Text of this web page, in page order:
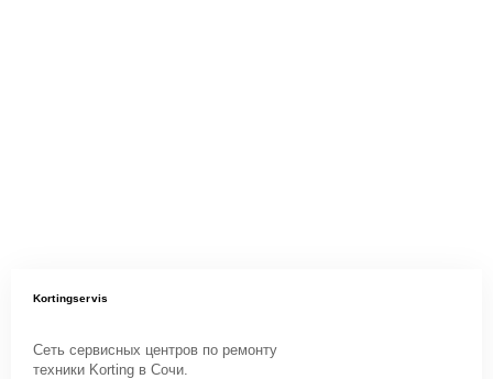
Kortingservis
Сеть сервисных центров по ремонту
техники Korting в Сочи.